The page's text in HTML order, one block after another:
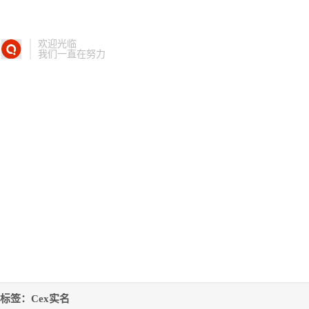
欢迎光临
我们一直在努力
标签：Cex实名